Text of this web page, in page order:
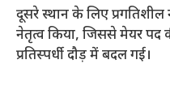
दूसरे स्थान के लिए प्रगतिशील
नेतृत्व किया, जिससे मेयर पद
प्रतिस्पर्धी दौड़ में बदल गई।